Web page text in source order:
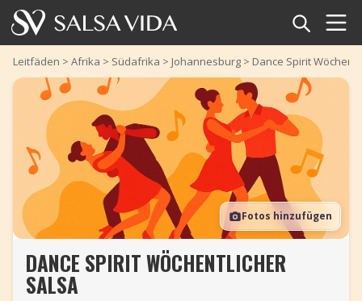
Startseite
Veranstaltungen
Nachrichten
Artikel
Videos
Salsa-Begriffe
Leitfäden > Afrika > Südafrika > Johannesburg > Dance Spirit
Fotos hinzufügen
DANCE SPIRIT WÖCHENTLICHER
SALSA